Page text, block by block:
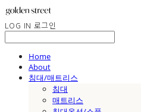
LOG IN 로그인
Home
About
침대/매트리스
침대
매트리스